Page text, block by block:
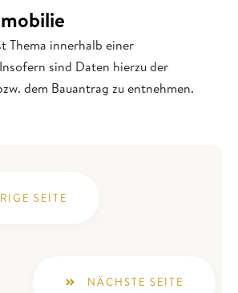
Thema innerhalb einer
sind Daten hierzu der
dem Bauantrag zu entnehmen.
SEITE
NÄCHSTE SEITE